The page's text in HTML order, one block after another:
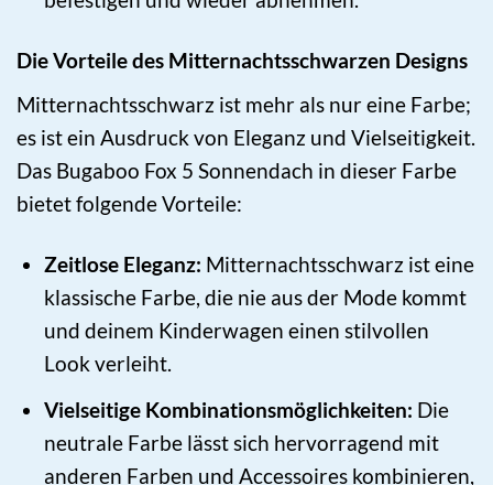
Die Vorteile des Mitternachtsschwarzen Designs
Mitternachtsschwarz ist mehr als nur eine Farbe;
es ist ein Ausdruck von Eleganz und Vielseitigkeit.
Das Bugaboo Fox 5 Sonnendach in dieser Farbe
bietet folgende Vorteile:
Zeitlose Eleganz: Mitternachtsschwarz ist eine
klassische Farbe, die nie aus der Mode kommt
und deinem Kinderwagen einen stilvollen
Look verleiht.
Vielseitige Kombinationsmöglichkeiten: Die
neutrale Farbe lässt sich hervorragend mit
anderen Farben und Accessoires kombinieren,